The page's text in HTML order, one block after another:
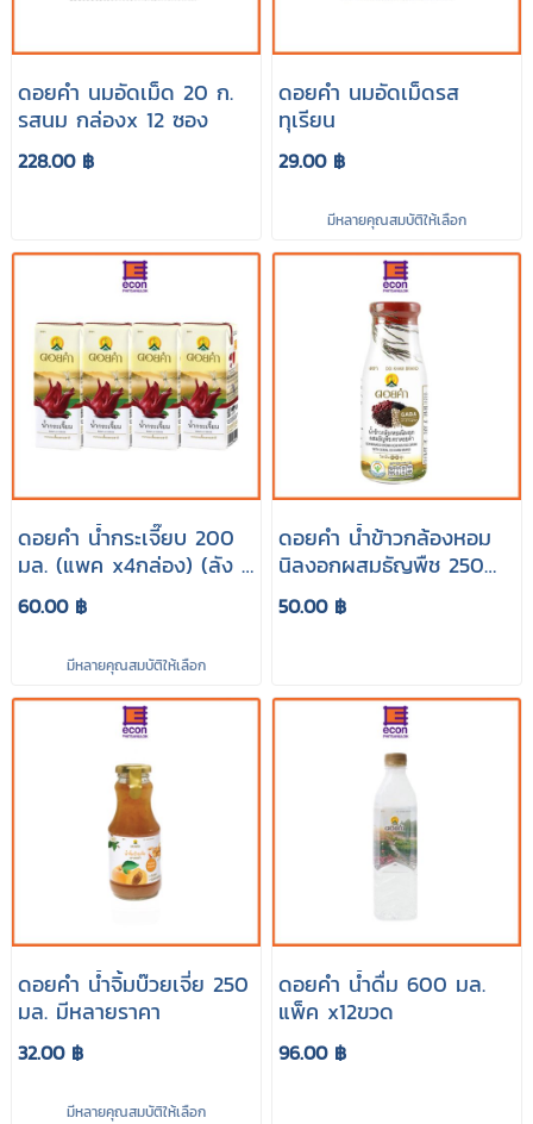
ดอยคำ นมอัดเม็ด 20 ก.
รสนม กล่องx 12 ซอง
228.00 ฿
ดอยคำ นมอัดเม็ดรส
ทุเรียน
29.00 ฿
มีหลายคุณสมบัติให้เลือก
ดอยคำ น้ำกระเจี๊ยบ 200
มล. (แพค x4กล่อง) (ลัง x
36)
60.00 ฿
มีหลายคุณสมบัติให้เลือก
ดอยคำ น้ำข้าวกล้องหอม
นิลงอกผสมธัญพืช 250
มล.
50.00 ฿
ดอยคำ น้ำจิ้มบ๊วยเจี่ย 250
มล. มีหลายราคา
32.00 ฿
มีหลายคุณสมบัติให้เลือก
ดอยคำ น้ำดื่ม 600 มล.
แพ็ค x12ขวด
96.00 ฿